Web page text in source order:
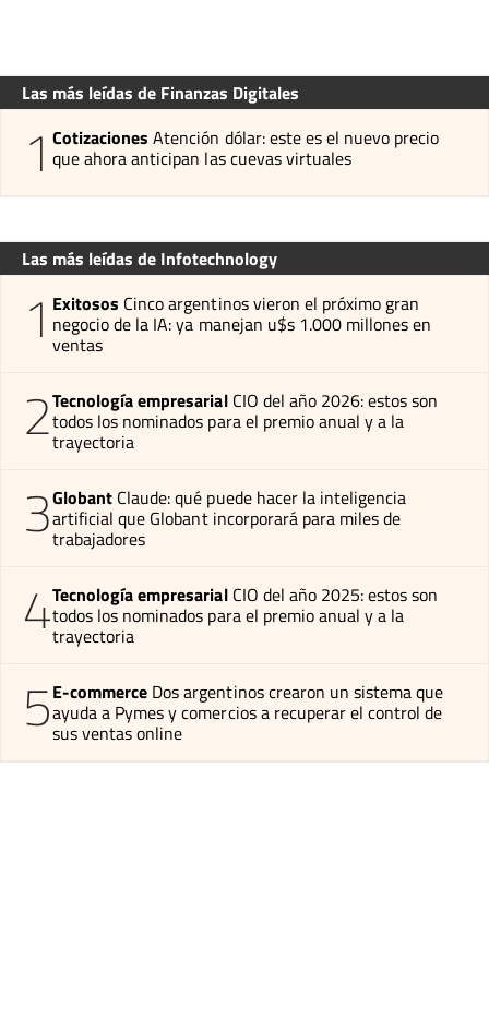
Las más leídas de Finanzas Digitales
1 Cotizaciones Atención dólar: este es el nuevo precio
que ahora anticipan las cuevas virtuales
Las más leídas de Infotechnology
1 Exitosos Cinco argentinos vieron el próximo gran
negocio de la IA: ya manejan u$s 1.000 millones en
ventas
2Tecnología empresarial CIO del año 2026: estos son
todos los nominados para el premio anual y a la
trayectoria
3Globant Claude: qué puede hacer la inteligencia
artificial que Globant incorporará para miles de
trabajadores
4Tecnología empresarial CIO del año 2025: estos son
todos los nominados para el premio anual y a la
trayectoria
5E-commerce Dos argentinos crearon un sistema que
ayuda a Pymes y comercios a recuperar el control de
sus ventas online